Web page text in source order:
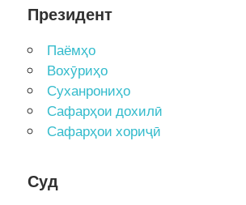
Президент
Паёмҳо
Вохӯриҳо
Суханрониҳо
Сафарҳои дохилӣ
Сафарҳои хориҷӣ
Суд